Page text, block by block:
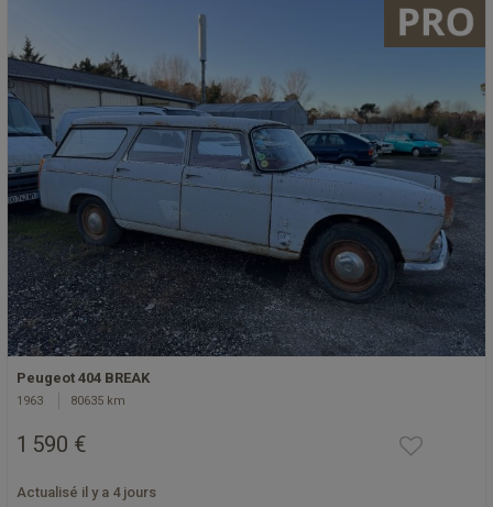
Peugeot 404 BREAK
1963 80635 km
1 590 €
Actualisé il y a 4 jours